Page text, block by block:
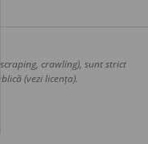
crawling), sunt strict
(vezi licența).